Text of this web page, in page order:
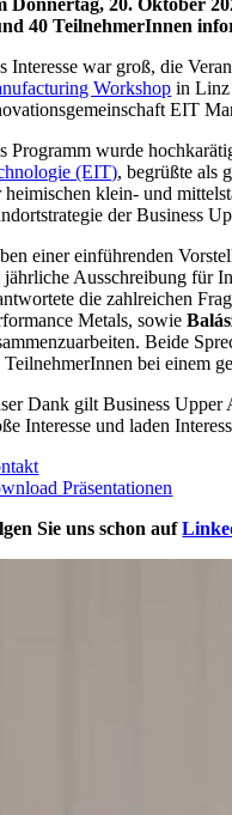
Donnertag, 20. Oktober
40 TeilnehmerInnen
Interesse war groß, die
Workshop in Linz
EIT
Programm wurde
(EIT), begrüßte als
heimischen klein- und
der Business
einer einführenden
jährliche Ausschreibung für
die zahlreichen
Metals, sowie
Beide
TeilnehmerInnen bei einem
Dank gilt Business Upper
Interesse und laden
Präsentationen
Sie uns schon auf